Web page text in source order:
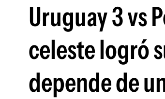
Uruguay 3 vs
celeste logró
depende de